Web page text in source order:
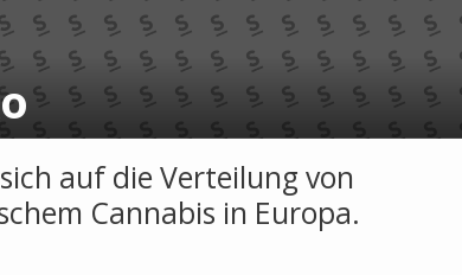
auf die Verteilung von
Cannabis in Europa.